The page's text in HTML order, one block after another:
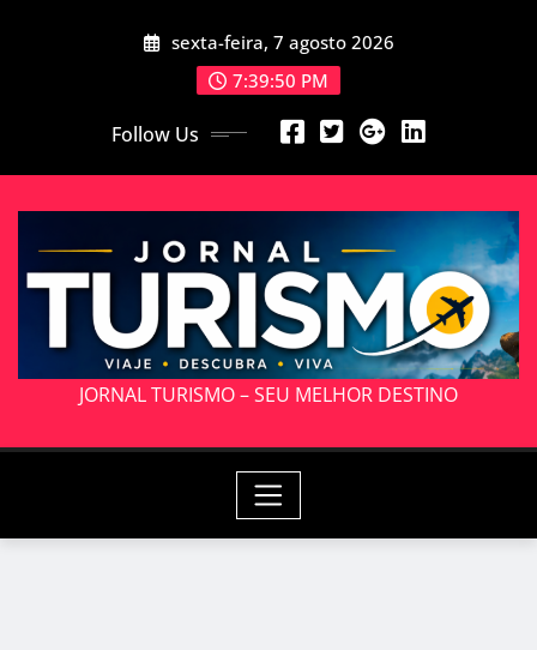
sexta-feira, 7 agosto 2026
7:39:51 PM
Follow Us
JORNAL TURISMO – SEU MELHOR DESTINO